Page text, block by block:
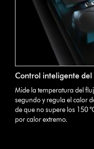
Control inteligente del
Mide la temperatura del
segundo y regula el calor
de que no supere los 150
por calor extremo.